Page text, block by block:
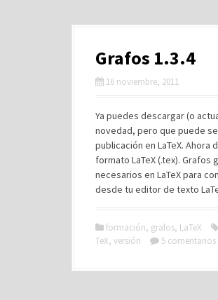
Grafos 1.3.4
16 noviembre, 2011
Ya puedes descargar (o
novedad, pero que puede
publicación en LaTeX.
formato LaTeX (.tex).
necesarios en LaTeX para
desde tu editor de texto
formación, grafos, LaTeX
TeX, versión 5 comentarios